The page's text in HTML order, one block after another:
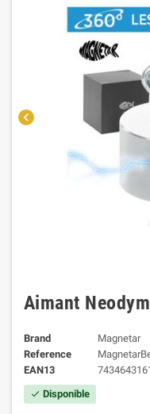
chevron_left
Aimant
Brand
Magnetar
Reference
EAN13
check Disponible